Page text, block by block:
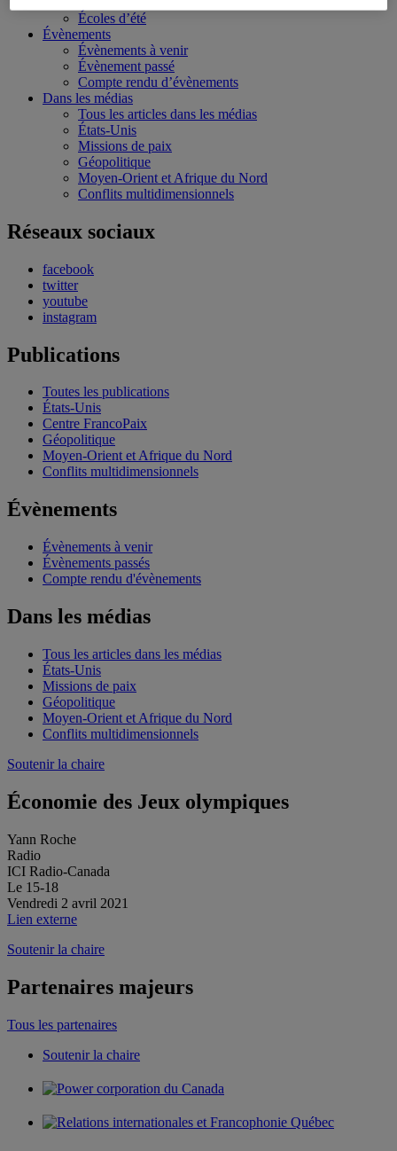
Écoles d’été
Évènements
Évènements à venir
Évènement passé
Compte rendu d’évènements
Dans les médias
Tous les articles dans les médias
États-Unis
Missions de paix
Géopolitique
Moyen-Orient et Afrique du Nord
Conflits multidimensionnels
Réseaux sociaux
facebook
twitter
youtube
instagram
Publications
Toutes les publications
États-Unis
Centre FrancoPaix
Géopolitique
Moyen-Orient et Afrique du Nord
Conflits multidimensionnels
Évènements
Évènements à venir
Évènements passés
Compte rendu d'évènements
Dans les médias
Tous les articles dans les médias
États-Unis
Missions de paix
Géopolitique
Moyen-Orient et Afrique du Nord
Conflits multidimensionnels
Soutenir la chaire
Économie des Jeux olympiques
Yann Roche
Radio
ICI Radio-Canada
Le 15-18
Vendredi 2 avril 2021
Lien externe
Soutenir la chaire
Partenaires majeurs
Tous les partenaires
Soutenir la chaire